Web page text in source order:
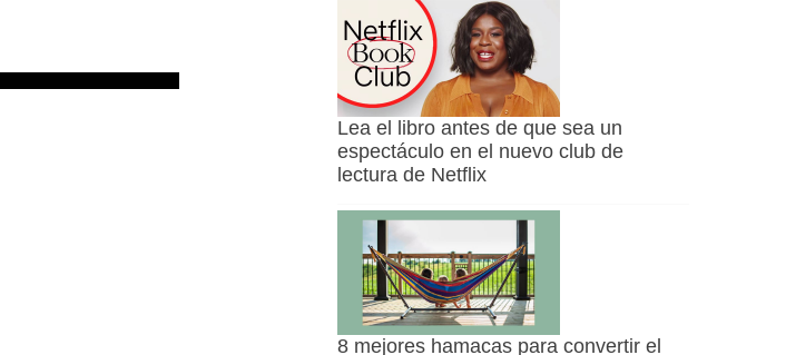
Lea el libro antes de que sea un
espectáculo en el nuevo club de
lectura de Netflix
8 mejores hamacas para convertir el